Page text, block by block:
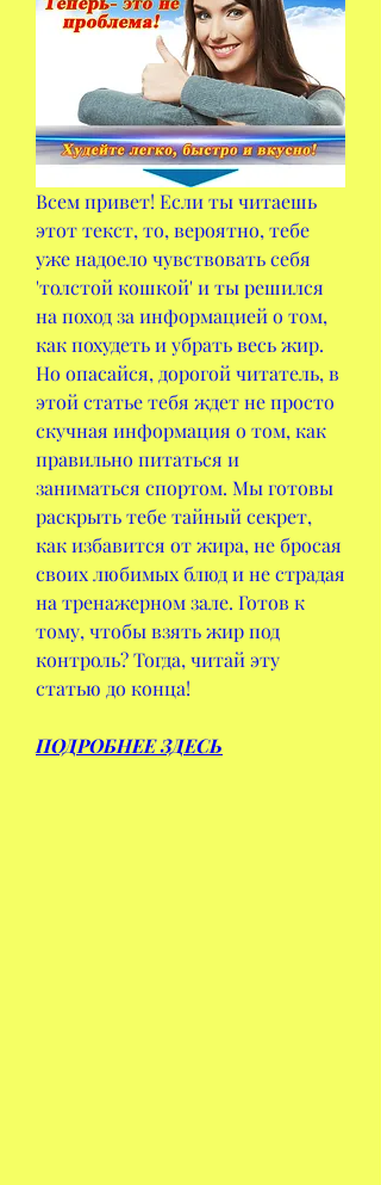
Всем привет! Если ты читаешь
этот текст, то, вероятно, тебе
уже надоело чувствовать себя
'толстой кошкой' и ты решился
на поход за информацией о том,
как похудеть и убрать весь жир.
Но опасайся, дорогой читатель, в
этой статье тебя ждет не просто
скучная информация о том, как
правильно питаться и
заниматься спортом. Мы готовы
раскрыть тебе тайный секрет,
как избавится от жира, не бросая
своих любимых блюд и не страдая
на тренажерном зале. Готов к
тому, чтобы взять жир под
контроль? Тогда, читай эту
статью до конца!
ПОДРОБНЕЕ ЗДЕСЬ